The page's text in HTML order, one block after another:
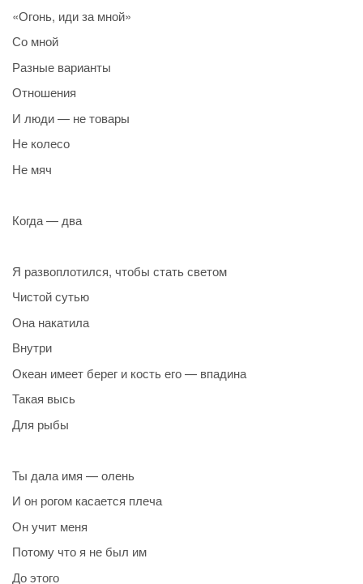
«Огонь, иди за мной»
Со мной
Разные варианты
Отношения
И люди — не товары
Не колесо
Не мяч
Когда — два
Я развоплотился, чтобы стать светом
Чистой сутью
Она накатила
Внутри
Океан имеет берег и кость его — впадина
Такая высь
Для рыбы
Ты дала имя — олень
И он рогом касается плеча
Он учит меня
Потому что я не был им
До этого